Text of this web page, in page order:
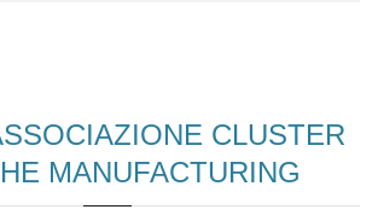
CLUSTER
MANUFACTURING